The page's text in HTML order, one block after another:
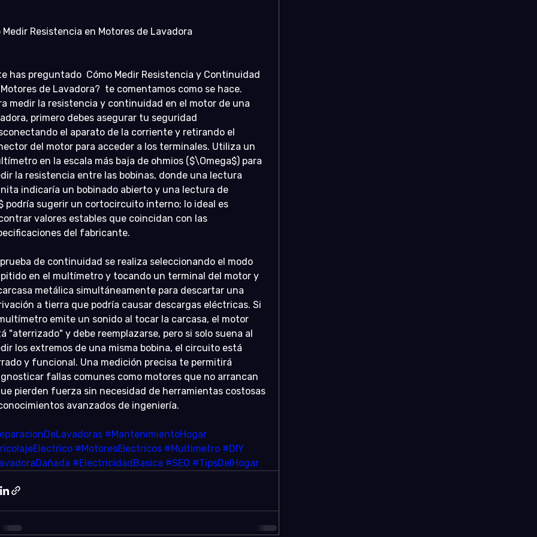
Medir Resistencia en Motores de Lavadora
has preguntado  Cómo Medir Resistencia y Continuidad
de Lavadora?  te comentamos como se hace.
medir la resistencia y continuidad en el motor de una
primero debes asegurar tu seguridad
el aparato de la corriente y retirando el
del motor para acceder a los terminales. Utiliza un
en la escala más baja de ohmios ($\Omega$) para
la resistencia entre las bobinas, donde una lectura
indicaría un bobinado abierto y una lectura de
podría sugerir un cortocircuito interno; lo ideal es
valores estables que coincidan con las
del fabricante.
de continuidad se realiza seleccionando el modo
en el multímetro y tocando un terminal del motor y
metálica simultáneamente para descartar una
a tierra que podría causar descargas eléctricas. Si
emite un sonido al tocar la carcasa, el motor
"aterrizado" y debe reemplazarse, pero si solo suena al
los extremos de una misma bobina, el circuito está
y funcional. Una medición precisa te permitirá
fallas comunes como motores que no arrancan
pierden fuerza sin necesidad de herramientas costosas
avanzados de ingeniería.
#MantenimientoHogar
#MotoresElectricos #Multimetro #DIY
#ElectricidadBasica #SEO #TipsDelHogar